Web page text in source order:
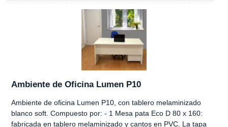
Ambiente de Oficina Lumen P10
Ambiente de oficina Lumen P10, con tablero melaminizado
blanco soft. Compuesto por: - 1 Mesa pata Eco D 80 x 160:
fabricada en tablero melaminizado y cantos en PVC. La tapa